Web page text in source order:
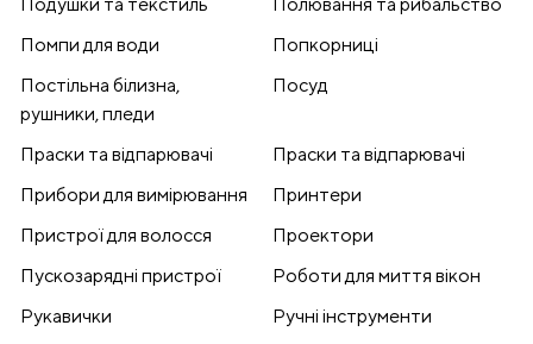
Подушки та текстиль
Полювання та рибальство
Помпи для води
Попкорниці
Постільна білизна,
рушники, пледи
Посуд
Праски та відпарювачі
Праски та відпарювачі
Прибори для вимірювання
Принтери
Пристрої для волосся
Проектори
Пускозарядні пристрої
Роботи для миття вікон
Рукавички
Ручні інструменти